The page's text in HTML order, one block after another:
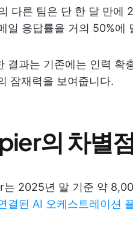
다른 팀은 단 한 달 만에
일 응답률을 거의 50%에
결과는 기존에는 인력 확
잠재력을 보여줍니다.
의 차별
는 2025년 말 기준 약
결된 AI 오케스트레이션